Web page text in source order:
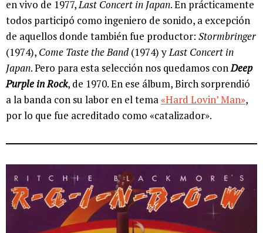
en vivo de 1977,Last Concert in Japan. En prácticamente
todos participó como ingeniero de sonido, a excepción
de aquellos donde también fue productor: Stormbringer
(1974), Come Taste the Band(1974) yLast Concert in
Japan. Pero para esta selección nos quedamos conDeep
Purple in Rock, de 1970. En ese álbum, Birch sorprendió
a la banda con su labor en el tema«Hard Lovin’ Man»,
por lo que fue acreditado como «catalizador».